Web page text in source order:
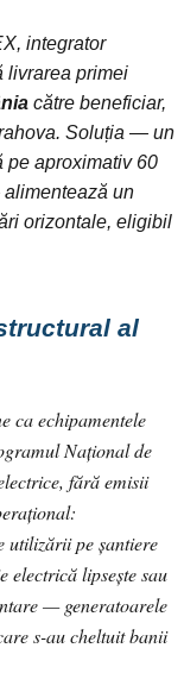
integrator
livrarea primei
către beneficiar,
Soluția — un
pe aproximativ 60
un
orizontale, eligibil
al
ca echipamentele
Național de
fără emisii
utilizării pe șantiere
electrică lipsește sau
— generatoarele
s-au cheltuit banii